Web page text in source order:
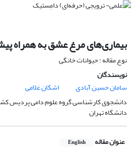
بیماری‌های مرغ عشق به همراه
نوع مقاله : حیوانات خانگی
نویسندگان
سامان حسین آبادی
اشکان غلامی
دانشجوی کارشناسی گروه علوم دامی پردیس
دانشگاه تهران
عنوان مقاله English